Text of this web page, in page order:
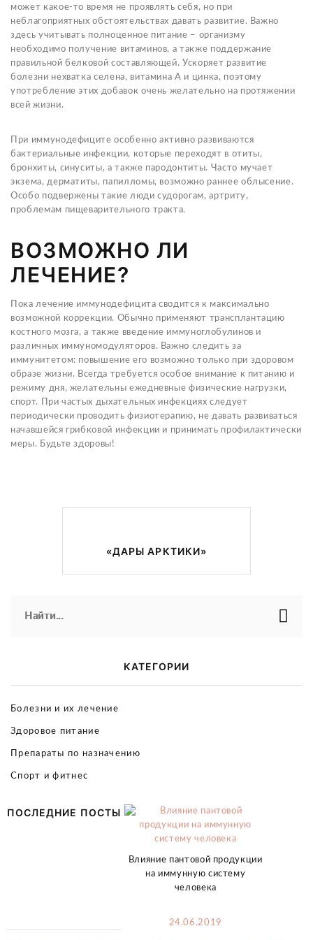
может какое-то время не проявлять себя, но при
неблагоприятных обстоятельствах давать развитие. Важно
здесь учитывать полноценное питание – организму
необходимо получение витаминов, а также поддержание
правильной белковой составляющей. Ускоряет развитие
болезни нехватка селена, витамина А и цинка, поэтому
употребление этих добавок очень желательно на протяжении
всей жизни.
При иммунодефиците особенно активно развиваются
бактериальные инфекции, которые переходят в отиты,
бронхиты, синуситы, а также пародонтиты. Часто мучает
экзема, дерматиты, папилломы, возможно раннее облысение.
Особо подвержены такие люди судорогам, артриту,
проблемам пищеварительного тракта.
ВОЗМОЖНО ЛИ
ЛЕЧЕНИЕ?
Пока лечение иммунодефицита сводится к максимально
возможной коррекции. Обычно применяют трансплантацию
костного мозга, а также введение иммуноглобулинов и
различных иммуномодуляторов. Важно следить за
иммунитетом: повышение его возможно только при здоровом
образе жизни. Всегда требуется особое внимание к питанию и
режиму дня, желательны ежедневные физические нагрузки,
спорт. При частых дыхательных инфекциях следует
периодически проводить физиотерапию, не давать развиваться
начавшейся грибковой инфекции и принимать профилактически
меры. Будьте здоровы!
«ДАРЫ АРКТИКИ»
Найти...
КАТЕГОРИИ
Болезни и их лечение
Здоровое питание
Препараты по назначению
Спорт и фитнес
ПОСЛЕДНИЕ ПОСТЫ
Влияние пантовой продукции
на иммунную систему
человека
24.06.2019